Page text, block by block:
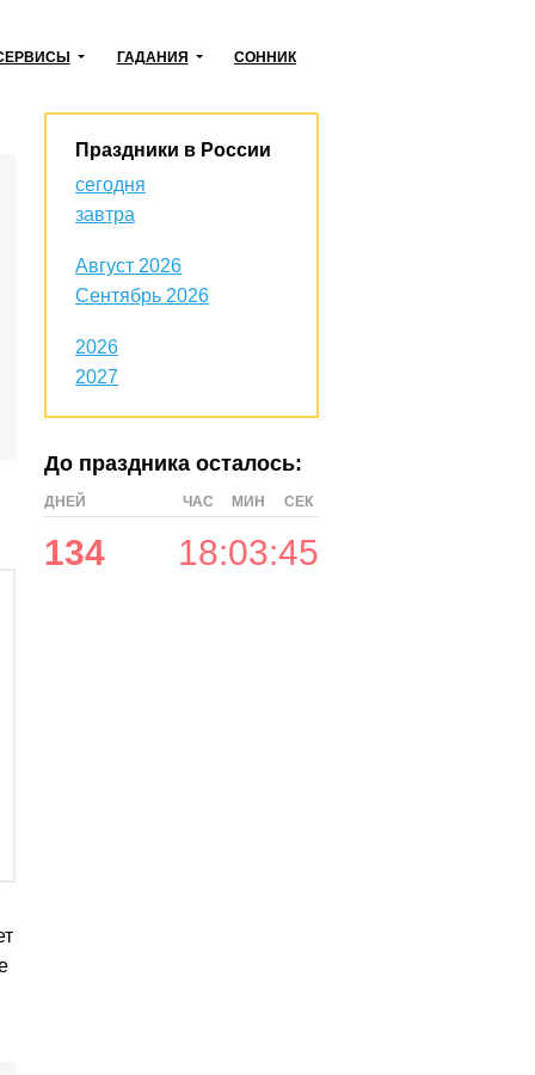
ГАДАНИЯ СОННИК
Праздники в России
сегодня
завтра
Август 2026
Сентябрь 2026
2026
2027
До праздника осталось:
ДНЕЙ ЧАС МИН СЕК
134 18:03:44